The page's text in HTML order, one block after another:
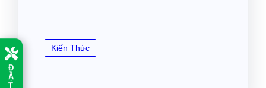
Đ
Ặ
T
Kiến Thức